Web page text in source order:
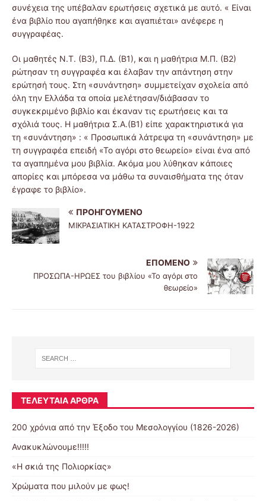
συνέχεια της υπέβαλαν ερωτήσεις σχετικά με αυτό. « Είναι
ένα βιβλίο που αγαπήθηκε και αγαπιέται» ανέφερε η
συγγραφέας.
Οι μαθητές Ν.Τ. (Β3), Π.Δ. (Β1), και η μαθήτρια Μ.Π. (Β2)
ρώτησαν τη συγγραφέα και έλαβαν την απάντηση στην
ερώτησή τους. Στη «συνάντηση» συμμετείχαν σχολεία από
όλη την Ελλάδα τα οποία μελέτησαν/διάβασαν το
συγκεκριμένο βιβλίο και έκαναν τις ερωτήσεις και τα
σχόλιά τους. Η μαθήτρια Σ.Α.(Β1) είπε χαρακτηριστικά για
τη «συνάντηση» : « Προσωπικά λάτρεψα τη «συνάντηση» με
τη συγγραφέα επειδή «Το αγόρι στο θεωρείο» είναι ένα από
τα αγαπημένα μου βιβλία. Ακόμα μου λύθηκαν κάποιες
απορίες και μπόρεσα να μάθω τα συναισθήματα της όταν
έγραφε το βιβλίο».
ΠΡΟΗΓΟΎΜΕΝΟ
ΜΙΚΡΑΣΙΑΤΙΚΗ ΚΑΤΑΣΤΡΟΦΗ-1922
ΕΠΌΜΕΝΟ
ΠΡΟΣΩΠΑ-ΗΡΩΕΣ του βιβλίου «Το αγόρι στο
θεωρείο»
ΤΕΛΕΥΤΑΊΑ ΆΡΘΡΑ
200 χρόνια από την Έξοδο του Μεσολογγίου (1826-2026)
Ανακυκλώνουμε!!!!!
«Η σκιά της Πολιορκίας»
Χρώματα που μιλούν με φως!